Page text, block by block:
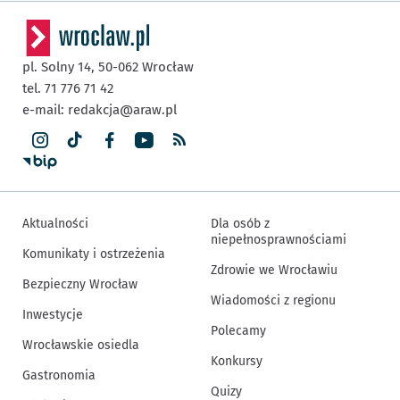
pl. Solny 14, 50-062 Wrocław
tel. 71 776 71 42
e-mail: redakcja@araw.pl
Aktualności
Komunikaty i ostrzeżenia
Bezpieczny Wrocław
Inwestycje
Wrocławskie osiedla
Gastronomia
Dla osób z
niepełnosprawnościami
Zdrowie we Wrocławiu
Wiadomości z regionu
Polecamy
Konkursy
Quizy